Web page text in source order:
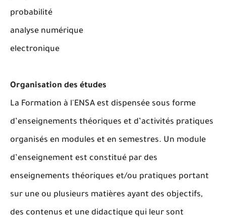
probabilité
analyse numérique
electronique
Organisation des études
La Formation à l'ENSA est dispensée sous forme
d’enseignements théoriques et d’activités pratiques
organisés en modules et en semestres. Un module
d’enseignement est constitué par des
enseignements théoriques et/ou pratiques portant
sur une ou plusieurs matières ayant des objectifs,
des contenus et une didactique qui leur sont